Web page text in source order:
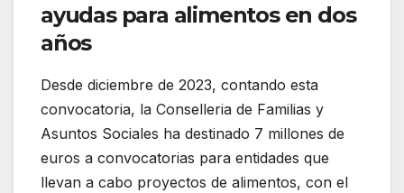
ayudas para alimentos en dos
años
Desde diciembre de 2023, contando esta
convocatoria, la Conselleria de Familias y
Asuntos Sociales ha destinado 7 millones de
euros a convocatorias para entidades que
llevan a cabo proyectos de alimentos, con el